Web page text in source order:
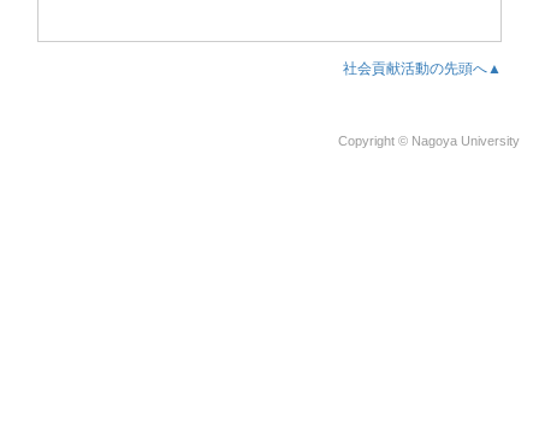
社会貢献活動の先頭へ▲
Copyright © Nagoya University